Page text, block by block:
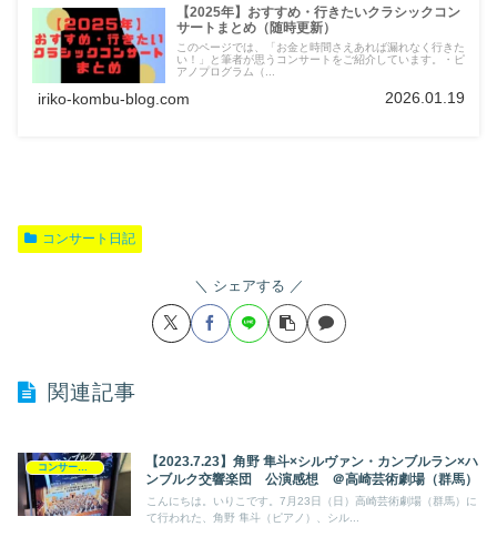
【2025年】おすすめ・行きたいクラシックコン
サートまとめ（随時更新）
このページでは、「お金と時間さえあれば漏れなく行きた
い！」と筆者が思うコンサートをご紹介しています。・ピ
アノプログラム（...
iriko-kombu-blog.com 2026.01.19
コンサート日記
シェアする
関連記事
【2023.7.23】角野 隼斗×シルヴァン・カンブルラン×ハ
ンブルク交響楽団 公演感想 ＠高崎芸術劇場（群馬）
こんにちは。いりこです。7月23日（日）高崎芸術劇場（群馬）に
て行われた、角野 隼斗（ピアノ）、シル...